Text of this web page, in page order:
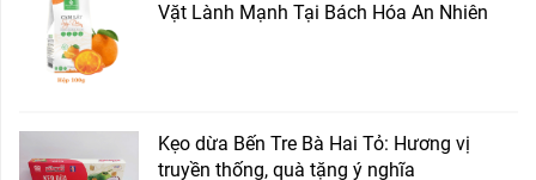
Vặt Lành Mạnh Tại Bách Hóa An Nhiên
Kẹo dừa Bến Tre Bà Hai Tỏ: Hương vị
truyền thống, quà tặng ý nghĩa